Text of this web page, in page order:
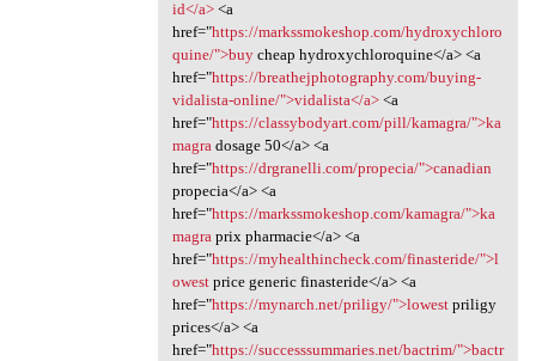
id</a><a
href="https://markssmokeshop.com/hydroxychloro
quine/">buycheap hydroxychloroquine</a> <a
href="https://breathejphotography.com/buying-
vidalista-online/">vidalista</a><a
href="https://classybodyart.com/pill/kamagra/">ka
magra dosage 50</a> <a
href="https://drgranelli.com/propecia/">canadian
propecia</a> <a
href="https://markssmokeshop.com/kamagra/">ka
magra prix pharmacie</a> <a
href="https://myhealthincheck.com/finasteride/">l
owestprice generic finasteride</a> <a
href="https://mynarch.net/priligy/">lowestpriligy
prices</a> <a
href="https://successsummaries.net/bactrim/">bactr